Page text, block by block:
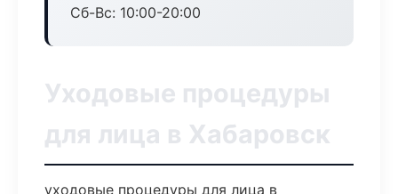
Сб-Вс: 10:00-20:00
Уходовые процедуры
для лица в Хабаровск
уходовые процедуры для лица в